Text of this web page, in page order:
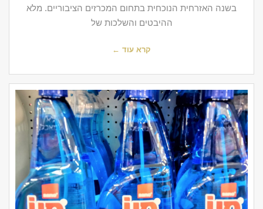
בשנה האזרחית הנוכחית בתחום המכרזים הציבוריים. מלא
ההיבטים והשלכות של
קרא עוד ←